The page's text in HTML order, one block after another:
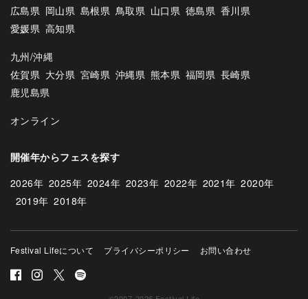
広島県 岡山県 島根県 鳥取県 山口県 徳島県 香川県
愛媛県 高知県
九州/沖縄
佐賀県 大分県 宮崎県 沖縄県 熊本県 福岡県 長崎県
鹿児島県
オンライン
開催年からフェスを探す
2026年 2025年 2024年 2023年 2022年 2021年 2020年
2019年 2018年
Festival Lifeについて プライバシーポリシー お問い合わせ